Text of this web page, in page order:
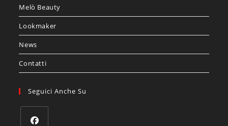
Melò Beauty
Lookmaker
News
Contatti
Seguici Anche Su